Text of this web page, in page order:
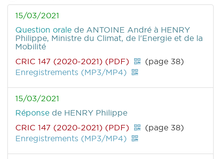
15/03/2021
Question orale de ANTOINE André à HENRY
Philippe, Ministre du Climat, de l'Energie et de la
Mobilité
CRIC 147 (2020-2021) (PDF)
(page 38)
Enregistrements (MP3/MP4)
15/03/2021
Réponse de HENRY Philippe
CRIC 147 (2020-2021) (PDF)
(page 38)
Enregistrements (MP3/MP4)